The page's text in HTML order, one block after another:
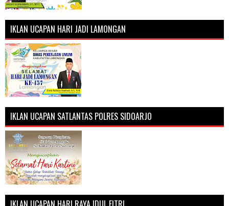
IKLAN UCAPAN HARI JADI LAMONGAN
IKLAN UCAPAN SATLANTAS POLRES SIDOARJO